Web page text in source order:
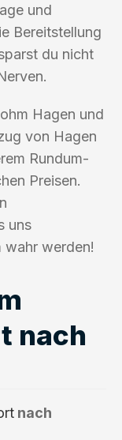
und
Bereitstellung
du nicht
Hagen und
von Hagen
Rundum-
Preisen.
uns
wahr werden!
nach
nach